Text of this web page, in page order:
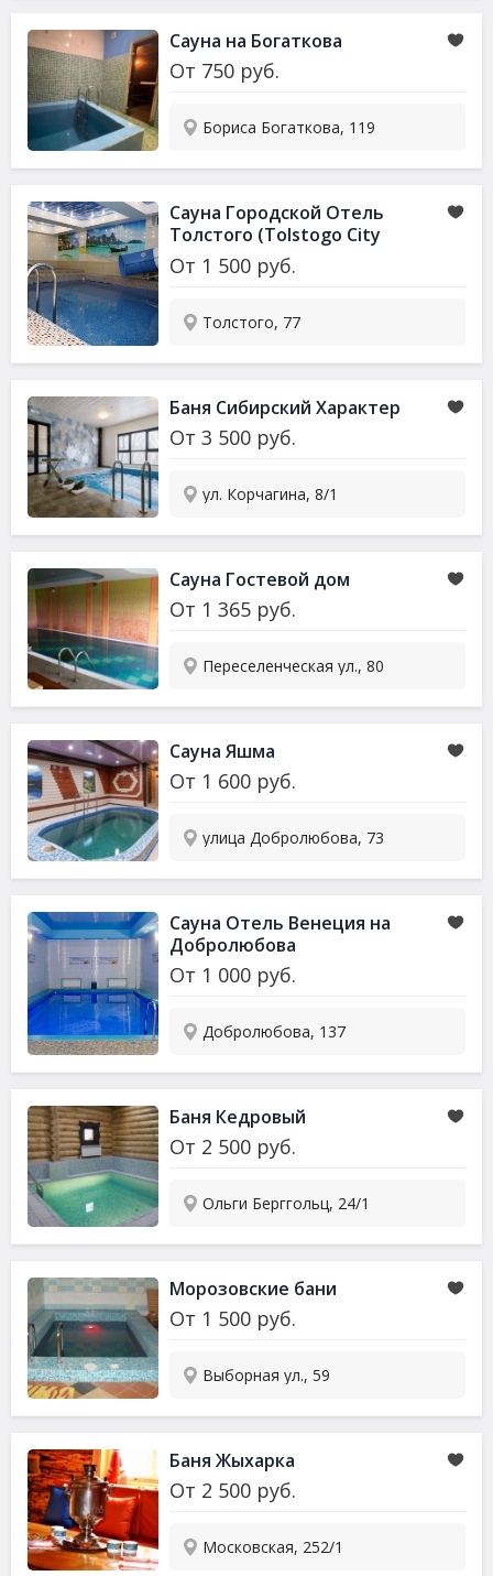
Сауна на Богаткова
От 750 руб.
Бориса Богаткова, 119
Сауна Городской Отель
Толстого (Tolstogo City
Hotel)
От 1 500 руб.
Толстого, 77
Баня Сибирский Характер
От3 500 руб.
ул. Корчагина, 8/1
Сауна Гостевой дом
От 1 365 руб.
Переселенческая ул., 80
Сауна Яшма
От 1 600 руб.
улица Добролюбова, 73
Сауна Отель Венеция на
Добролюбова
От 1 000 руб.
Добролюбова, 137
Баня Кедровый
От 2 500 руб.
Ольги Берггольц, 24/1
Морозовские бани
От 1 500 руб.
Выборная ул., 59
Баня Жыхарка
От 2 500 руб.
Московская, 252/1